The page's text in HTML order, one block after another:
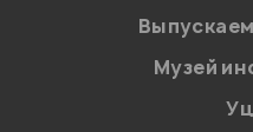
Введите
Музей